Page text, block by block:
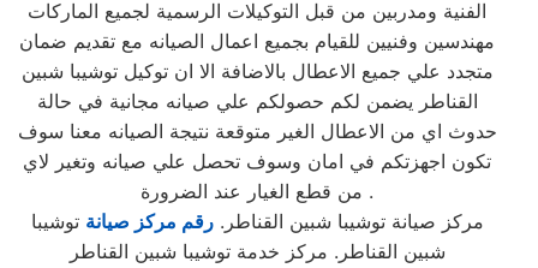
الفنية ومدربين من قبل التوكيلات الرسمية لجميع الماركات
مهندسين وفنيين للقيام بجميع اعمال الصيانه مع تقديم ضمان
متجدد علي جميع الاعطال بالاضافة الا ان توكيل توشيبا شبين
القناطر يضمن لكم حصولكم علي صيانه مجانية في حالة
حدوث اي من الاعطال الغير متوقعة نتيجة الصيانه معنا سوف
تكون اجهزتكم في امان وسوف تحصل علي صيانه وتغير لاي
من قطع الغيار عند الضرورة .
مركز صيانة توشيبا شبين القناطر.رقم مركز صيانة توشيبا
شبين القناطر. مركز خدمة توشيبا شبين القناطر